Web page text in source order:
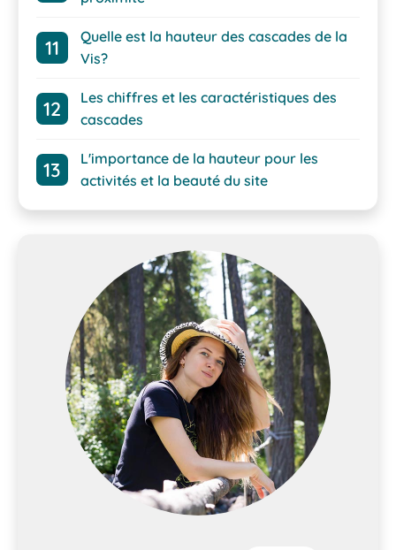
Quelle est la hauteur des cascades de la
Vis?
Les chiffres et les caractéristiques des
cascades
L'importance de la hauteur pour les
activités et la beauté du site